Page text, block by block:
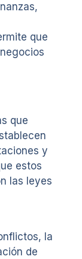
que
que
y
estos
las leyes
la
de